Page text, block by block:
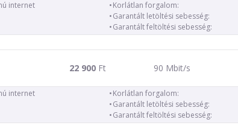
internet
Korlátlan forgalom:
Garantált letöltési sebesség:
Garantált feltöltési sebesség:
22 900Ft 90 Mbit/s
internet
Korlátlan forgalom:
Garantált letöltési sebesség:
Garantált feltöltési sebesség: